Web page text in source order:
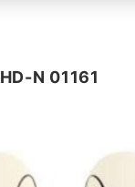
HD-N 01161